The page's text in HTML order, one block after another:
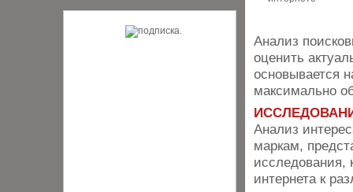
Анализ
оценить
основывается
максимально
Анализ
маркам,
исследования,
интернета к